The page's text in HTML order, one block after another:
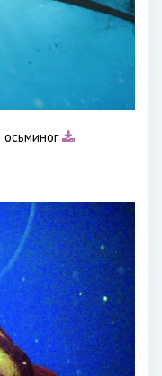
осьминог